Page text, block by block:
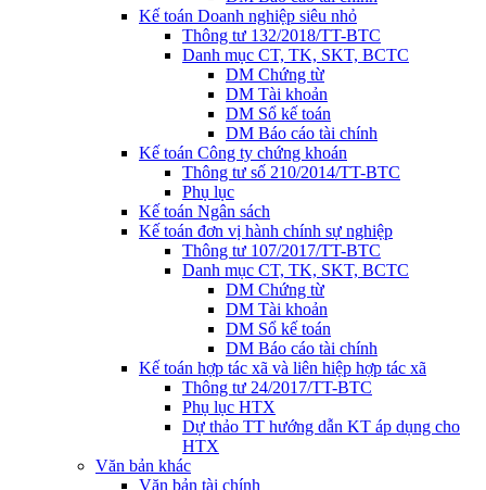
Kế toán Doanh nghiệp siêu nhỏ
Thông tư 132/2018/TT-BTC
Danh mục CT, TK, SKT, BCTC
DM Chứng từ
DM Tài khoản
DM Sổ kế toán
DM Báo cáo tài chính
Kế toán Công ty chứng khoán
Thông tư số 210/2014/TT-BTC
Phụ lục
Kế toán Ngân sách
Kế toán đơn vị hành chính sự nghiệp
Thông tư 107/2017/TT-BTC
Danh mục CT, TK, SKT, BCTC
DM Chứng từ
DM Tài khoản
DM Sổ kế toán
DM Báo cáo tài chính
Kế toán hợp tác xã và liên hiệp hợp tác xã
Thông tư 24/2017/TT-BTC
Phụ lục HTX
Dự thảo TT hướng dẫn KT áp dụng cho
HTX
Văn bản khác
Văn bản tài chính